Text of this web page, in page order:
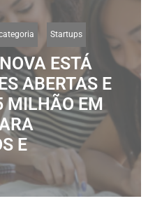
Startups
ESTÁ
ABERTAS E
MILHÃO EM
E